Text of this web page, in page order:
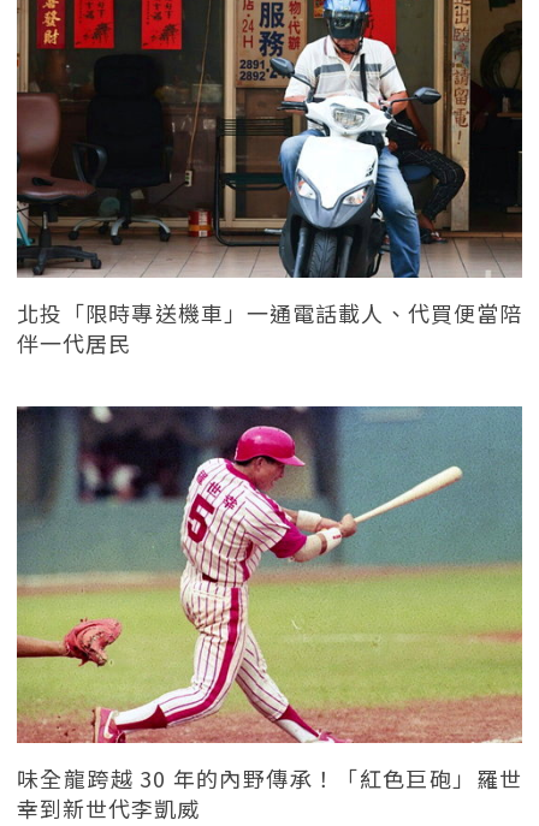
北投「限時專送機車」一通電話載人、代買便當陪
伴一代居民
味全龍跨越 30 年的內野傳承！「紅色巨砲」羅世
幸到新世代李凱威